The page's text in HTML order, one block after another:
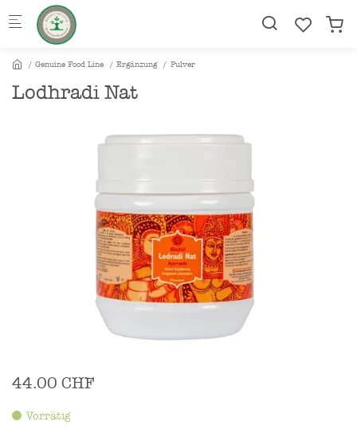
Skip to main content
Genuine Food Line Ergänzung Pulver
Lodhradi Nat
44.00 CHF
Vorrätig